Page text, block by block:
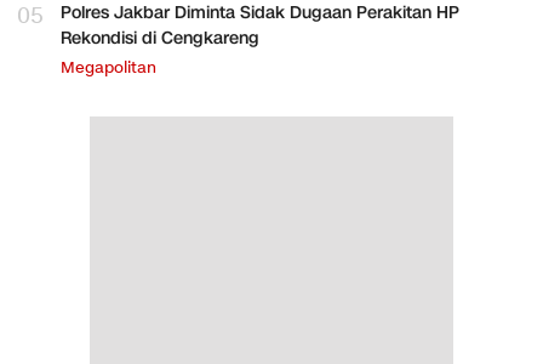
05
Polres Jakbar Diminta Sidak Dugaan Perakitan HP
Rekondisi di Cengkareng
Megapolitan